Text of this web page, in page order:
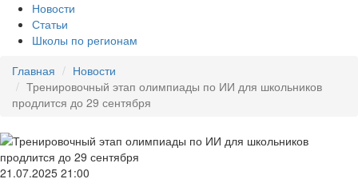
Новости
Статьи
Школы по регионам
Главная
Новости
Тренировочный этап олимпиады по ИИ для школьников
продлится до 29 сентября
21.07.2025 21:00